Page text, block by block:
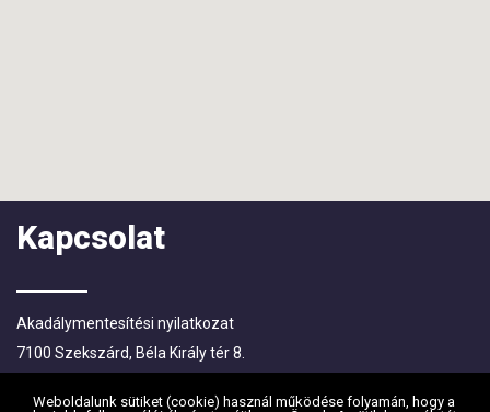
Weboldalunk sütiket (cookie) használ működése folyamán, hogy a
Kapcsolat
Akadálymentesítési nyilatkozat
7100 Szekszárd, Béla Király tér 8.